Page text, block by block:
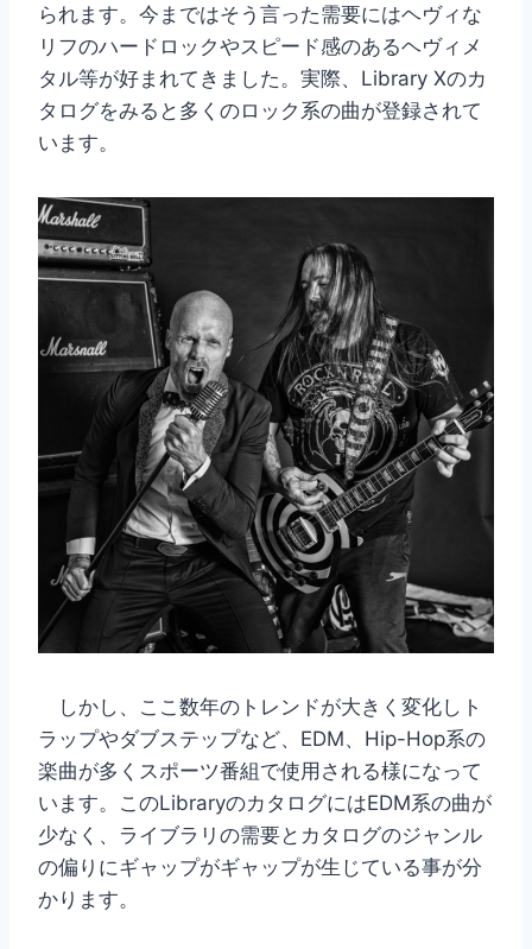
られます。今まではそう言った需要にはヘヴィな
リフのハードロックやスピード感のあるヘヴィメ
タル等が好まれてきました。実際、Library Xのカ
タログをみると多くのロック系の曲が登録されて
います。
しかし、ここ数年のトレンドが大きく変化しト
ラップやダブステップなど、EDM、Hip-Hop系の
楽曲が多くスポーツ番組で使用される様になって
います。このLibraryのカタログにはEDM系の曲が
少なく、ライブラリの需要とカタログのジャンル
の偏りにギャップがギャップが生じている事が分
かります。